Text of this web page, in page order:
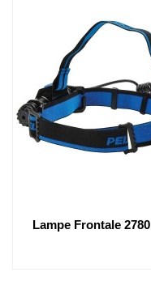
Lampe Frontale 2780